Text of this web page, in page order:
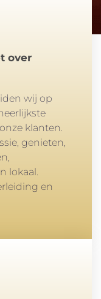
over
wij op
klanten.
genieten,
lokaal.
en